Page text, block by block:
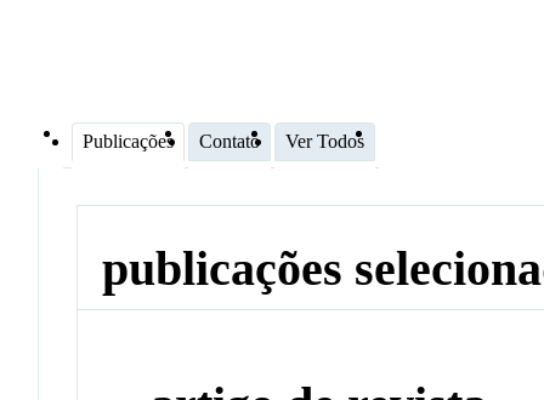
Publicações Contato Ver Todos
publicações